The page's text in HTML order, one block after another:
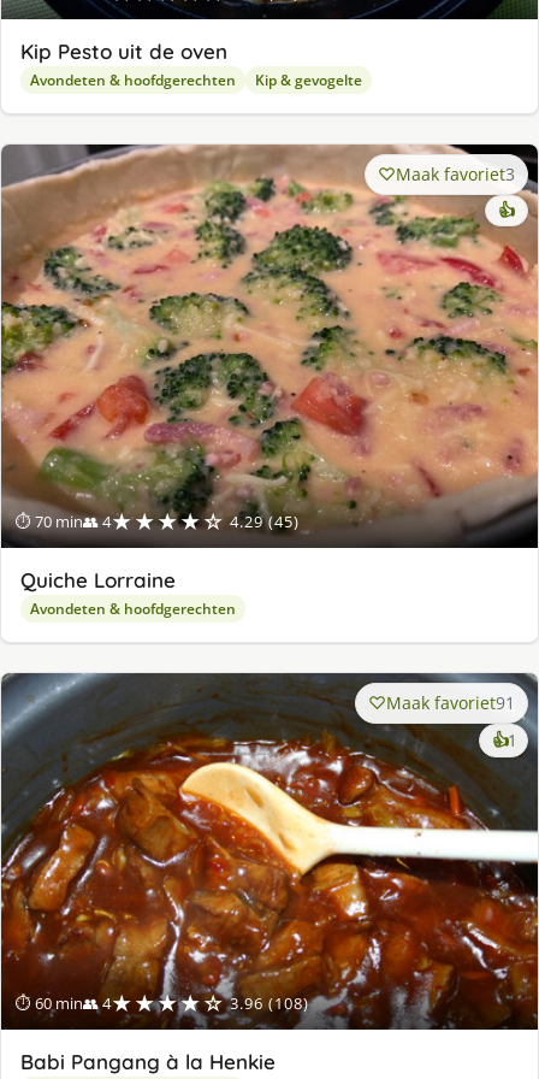
Kip Pesto uit de oven
Avondeten & hoofdgerechten Kip & gevogelte
⏱ 70 min👥 4★★★★☆ 4.29 (45)
Maak favoriet3
👍
Quiche Lorraine
Avondeten & hoofdgerechten
⏱ 60 min👥 4★★★★☆ 3.96 (108)
Maak favoriet91
👍1
Babi Pangang à la Henkie